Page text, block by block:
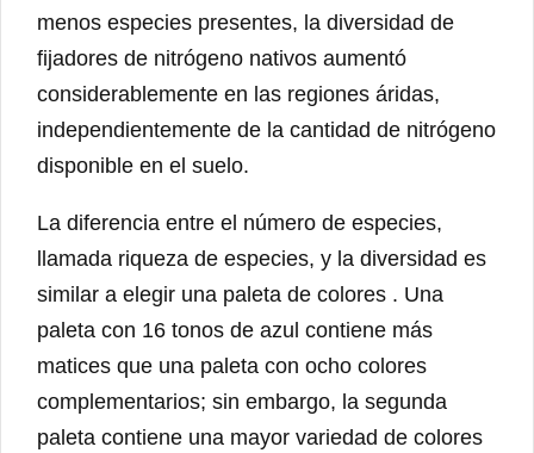
menos especies presentes, la diversidad de
fijadores de nitrógeno nativos aumentó
considerablemente en las regiones áridas,
independientemente de la cantidad de nitrógeno
disponible en el suelo.
La diferencia entre el número de especies,
llamada riqueza de especies, y la diversidad es
similar a elegir una paleta de colores . Una
paleta con 16 tonos de azul contiene más
matices que una paleta con ocho colores
complementarios; sin embargo, la segunda
paleta contiene una mayor variedad de colores